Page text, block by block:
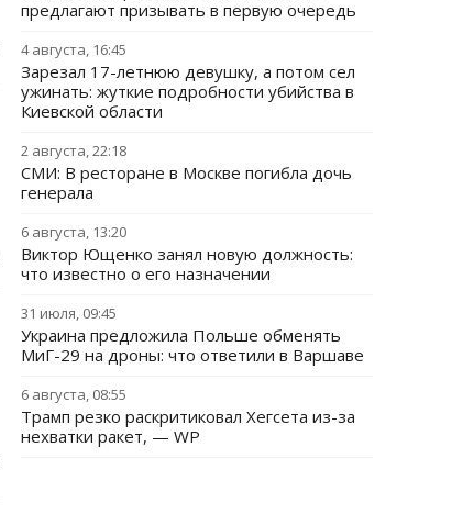
предлагают призывать в первую очередь
4 августа, 16:45
Зарезал 17-летнюю девушку, а потом сел
ужинать: жуткие подробности убийства в
Киевской области
2 августа, 22:18
СМИ: В ресторане в Москве погибла дочь
генерала
6 августа, 13:20
Виктор Ющенко занял новую должность:
что известно о его назначении
31 июля, 09:45
Украина предложила Польше обменять
МиГ-29 на дроны: что ответили в Варшаве
6 августа, 08:55
Трамп резко раскритиковал Хегсета из-за
нехватки ракет, — WP